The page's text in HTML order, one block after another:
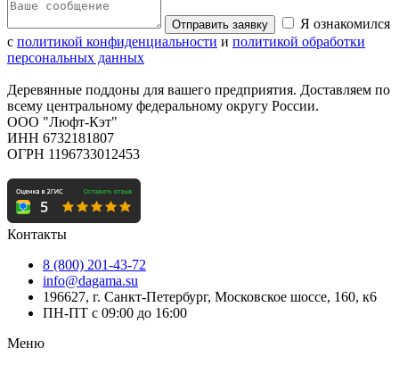
Отправить заявку
Я ознакомился
с политикой конфиденциальности и политикой обработки
персональных данных
Деревянные поддоны для вашего предприятия. Доставляем по
всему центральному федеральному округу России.
ООО "Люфт-Кэт"
ИНН 6732181807
ОГРН 1196733012453
Контакты
8 (800) 201-43-72
info@dagama.su
196627, г. Санкт-Петербург, Московское шоссе, 160, к6
ПН-ПТ с 09:00 до 16:00
Меню